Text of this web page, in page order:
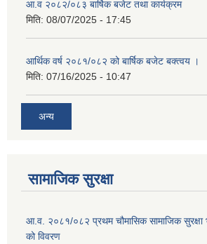
आ.व २०८२/०८३ बार्षिक बजेट तथा कार्यक्रम
मिति: 08/07/2025 - 17:45
आर्थिक वर्ष २०८१/०८२ को बार्षिक बजेट बक्त्वय ।
मिति: 07/16/2025 - 10:47
अन्य
सामाजिक सुरक्षा
आ.व. २०८१/०८२ प्रथम चौमासिक सामाजिक सुरक्षा
को विवरण